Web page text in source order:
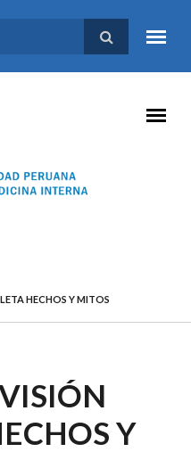
HECHOS Y MITOS
Y